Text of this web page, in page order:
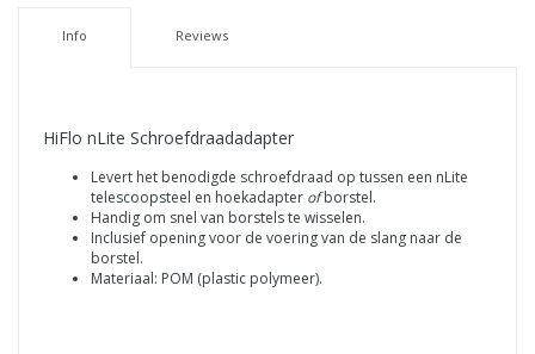
Info Reviews
HiFlo nLite Schroefdraadadapter
Levert het benodigde schroefdraad op tussen een nLite
telescoopsteel en hoekadapter ofborstel.
Handig om snel van borstels te wisselen.
Inclusief opening voor de voering van de slang naar de
borstel.
Materiaal: POM (plastic polymeer).